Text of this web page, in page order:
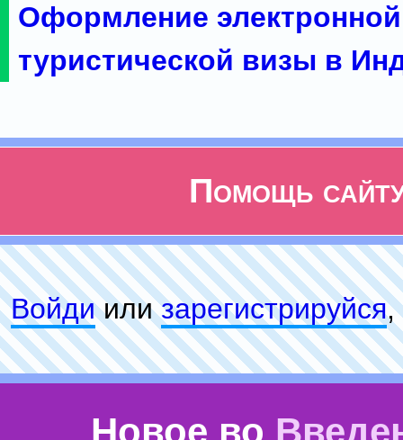
Оформление электронной
туристической визы в
Помощь
Войдиилизарeгиcтpируйся,
Новое во